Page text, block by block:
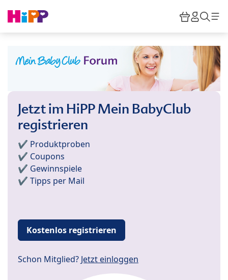
HiPP
Jetzt im HiPP Mein BabyClub
registrieren
✔️ Produktproben
✔️ Coupons
✔️ Gewinnspiele
✔️ Tipps per Mail
Kostenlos registrieren
Schon Mitglied? Jetzt einloggen